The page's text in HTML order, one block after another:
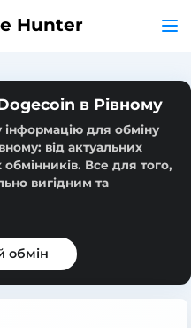
Hunter
в Рівному
для обміну
від актуальних
Все для того,
вигідним та
обмін